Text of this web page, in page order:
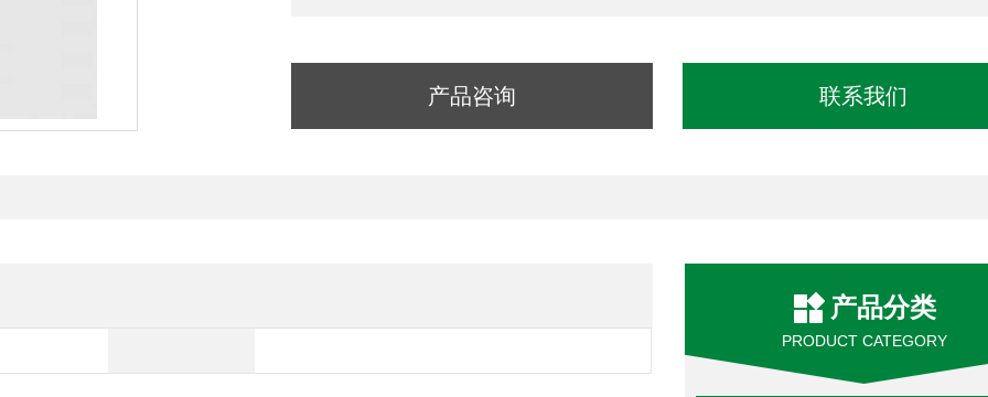
产品咨询 联系我们
产品分类
PRODUCT CATEGORY